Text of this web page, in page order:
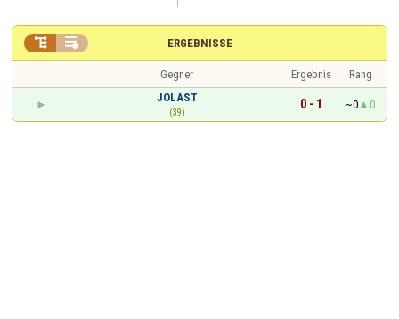
ERGEBNISSE
 
Gegner Ergebnis
Rang
JOLAST
(39)
0 - 1 ~0 0